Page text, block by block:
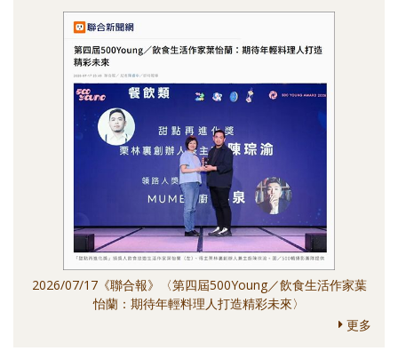
2026/07/17《聯合報》〈第四屆500Young／飲食生活作家葉
怡蘭：期待年輕料理人打造精彩未來〉
更多